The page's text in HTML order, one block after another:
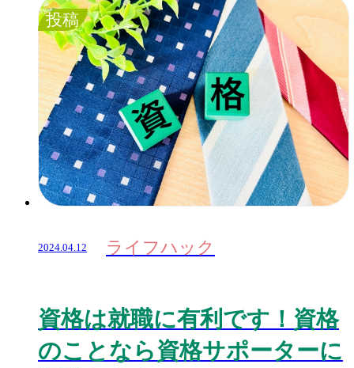
投稿
2024.04.12 ライフハック
資格は就職に有利です！資格
のことなら資格サポーターに